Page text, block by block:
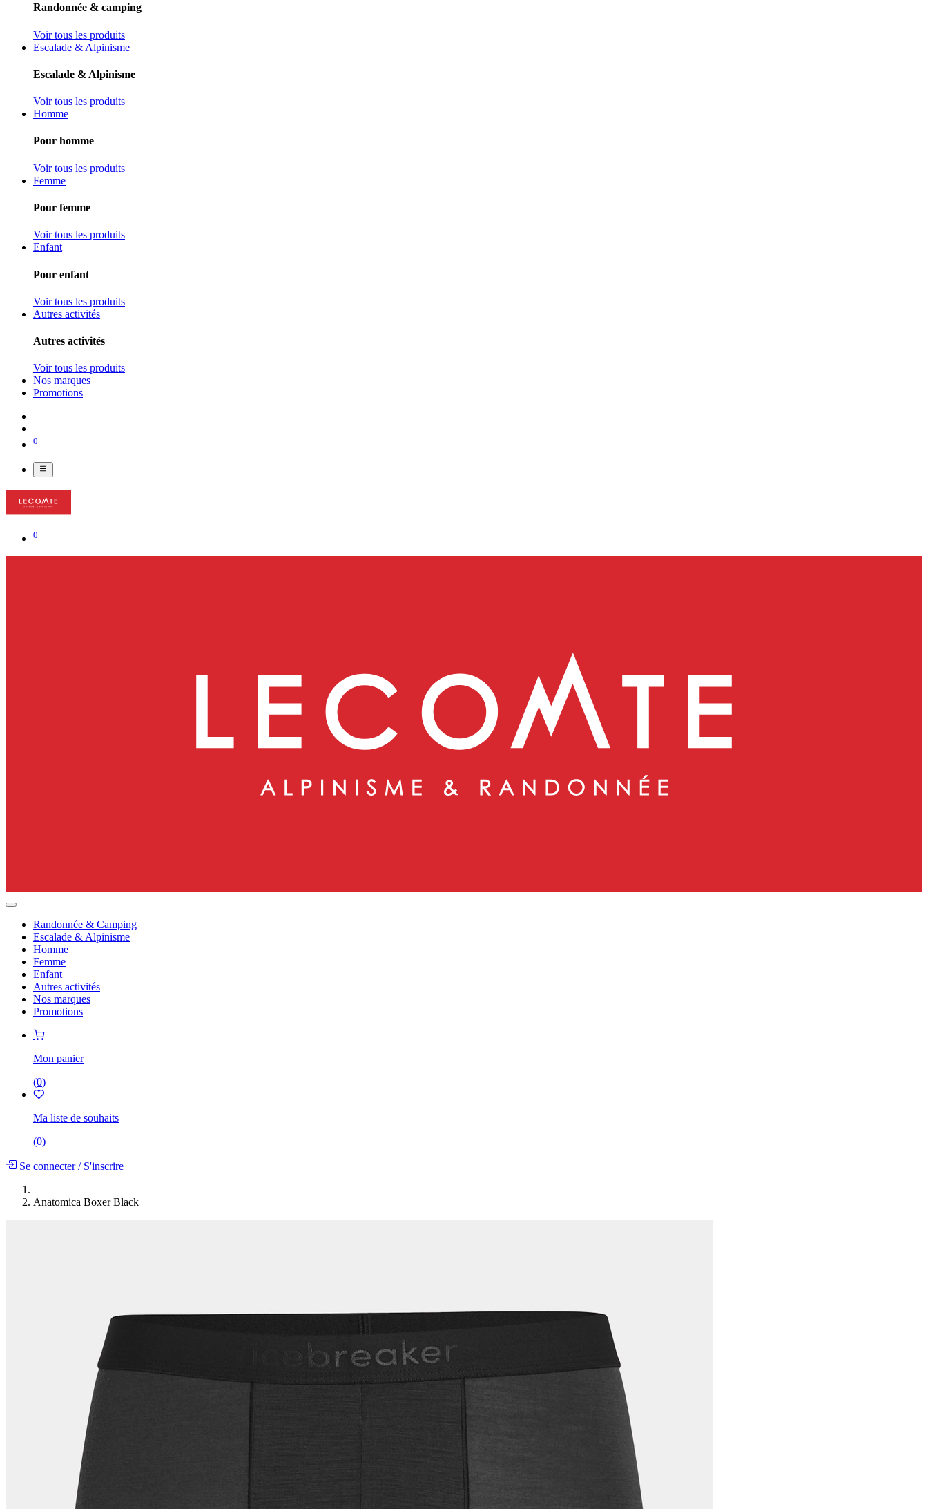
Randonnée & camping
Voir tous les produits
Escalade & Alpinisme
Escalade & Alpinisme
Voir tous les produits
Homme
Pour homme
Voir tous les produits
Femme
Pour femme
Voir tous les produits
Enfant
Pour enfant
Voir tous les produits
Autres activités
Autres activités
Voir tous les produits
Nos marques
Promotions
0
0
Randonnée & Camping
Escalade & Alpinisme
Homme
Femme
Enfant
Autres activités
Nos marques
Promotions
Mon panier
(0)
Ma liste de souhaits
(0)
Se connecter/S'inscrire
Anatomica Boxer Black